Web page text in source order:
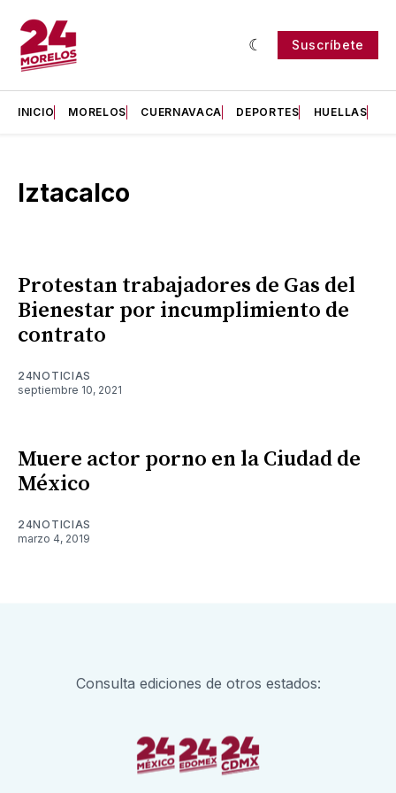
Suscríbete
INICIO MORELOS CUERNAVACA DEPORTES HUELLAS
Iztacalco
Protestan trabajadores de Gas del
Bienestar por incumplimiento de
contrato
24NOTICIAS
septiembre 10, 2021
Muere actor porno en la Ciudad de
México
24NOTICIAS
marzo 4, 2019
Consulta ediciones de otros estados: